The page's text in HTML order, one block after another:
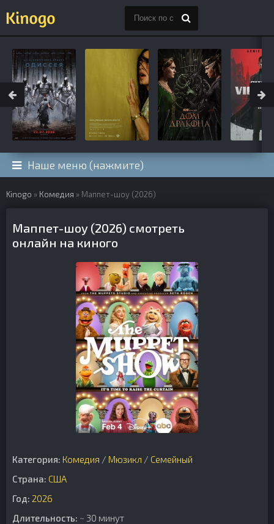
Наше меню (нажмите)
Kinogo » Комедия » Маппет-шоу (2026)
Маппет-шоу (2026) смотреть
онлайн на киного
Категория: Комедия / Мюзикл / Семейный
Страна: США
Год: 2026
Длительность: ~ 30 минут